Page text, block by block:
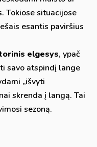
Tokiose situacijose
esantis paviršius
elgesys, ypač
savo atspindį lange
„išvyti
skrenda į langą. Tai
sezoną.